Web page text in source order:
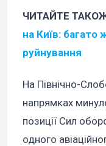
ЧИТАЙТЕ
на Київ: багато
руйнування
На Північно-
напрямках
позиції Сил
одного